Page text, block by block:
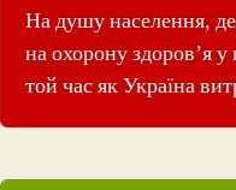
На душу населення,
на охорону здоров’я
той час як Україна